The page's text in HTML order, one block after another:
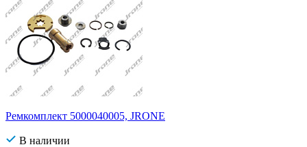
Ремкомплект 5000040005, JRONE
В наличии